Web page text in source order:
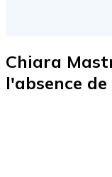
Chiara
l'absence